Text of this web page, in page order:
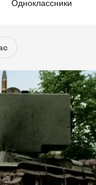
Одноклассники